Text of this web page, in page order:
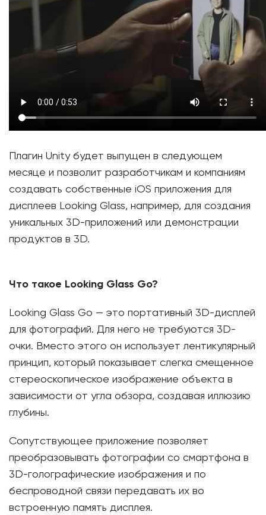
Плагин Unity будет выпущен в следующем
месяце и позволит разработчикам и компаниям
создавать собственные iOS приложения для
дисплеев Looking Glass, например, для создания
уникальных 3D-приложений или демонстрации
продуктов в 3D.
Что такое Looking Glass Go?
Looking Glass Go — это портативный 3D-дисплей
для фотографий. Для него не требуются 3D-
очки. Вместо этого он использует лентикулярный
принцип, который показывает слегка смещенное
стереоскопическое изображение объекта в
зависимости от угла обзора, создавая иллюзию
глубины.
Сопутствующее приложение позволяет
преобразовывать фотографии со смартфона в
3D-голографические изображения и по
беспроводной связи передавать их во
встроенную память дисплея.